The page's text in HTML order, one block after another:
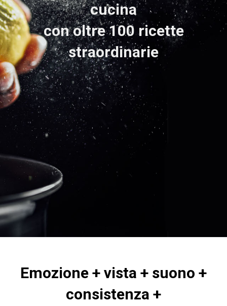
cucina
con oltre 100 ricette
straordinarie
Emozione + vista + suono +
consistenza +